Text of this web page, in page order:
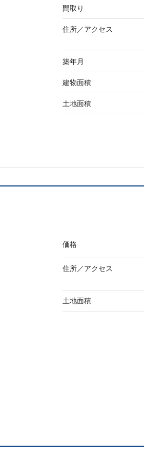
間取り
住所／アクセス
築年月
建物面積
土地面積
価格
住所／アクセス
土地面積